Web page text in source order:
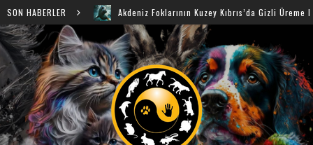
SON HABERLER Akdeniz Foklarının Kuzey Kıbrıs’da Gizli Üreme